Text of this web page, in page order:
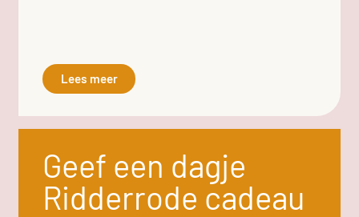
Lees meer
Geef een dagje
Ridderrode cadeau